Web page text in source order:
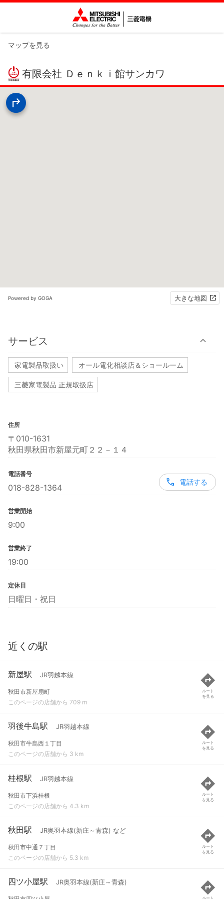
マップを見る
有限会社 Ｄｅｎｋｉ館サンカワ
Powered by GOGA 大きな地図
サービス
家電製品取扱い オール電化相談店＆ショールーム
三菱家電製品 正規取扱店
住所
〒010-1631
秋田県秋田市新屋元町２２－１４
電話番号
018-828-1364
電話する
営業開始
9:00
営業終了
19:00
定休日
日曜日・祝日
近くの駅
新屋駅 JR羽越本線
秋田市新屋扇町
このページの店舗から 709 m
ルート
を見る
羽後牛島駅 JR羽越本線
秋田市牛島西１丁目
このページの店舗から 3 km
ルート
を見る
桂根駅 JR羽越本線
秋田市下浜桂根
このページの店舗から 4.3 km
ルート
を見る
秋田駅 JR奥羽本線(新庄～青森) など
秋田市中通７丁目
このページの店舗から 5.3 km
ルート
を見る
四ツ小屋駅 JR奥羽本線(新庄～青森)